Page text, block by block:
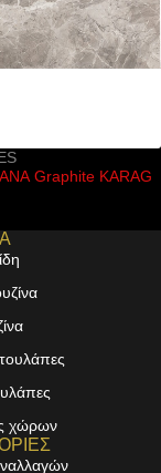
Bianco polished
χώρων